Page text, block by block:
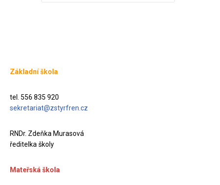
Základní škola
tel. 556 835 920
sekretariat@zstyrfren.cz
RNDr. Zdeňka Murasová
ředitelka školy
Mateřská škola